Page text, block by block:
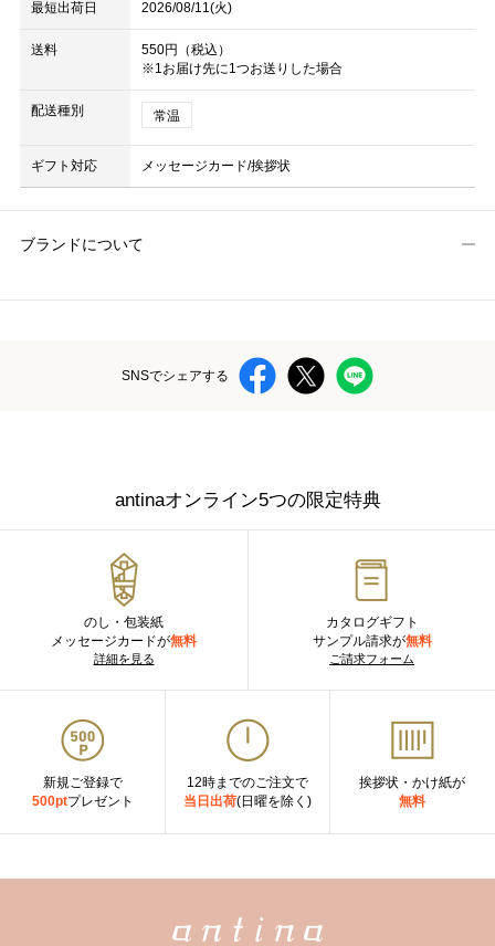
最短出荷日 2026/08/11(火)
送料
550円（税込）
※1お届け先に1つお送りした場合
配送種別 常温
ギフト対応 メッセージカード/挨拶状
ブランドについて
SNSでシェアする
antinaオンライン5つの限定特典
のし・包装紙
メッセージカードが無料
詳細を見る
カタログギフト
サンプル請求が無料
ご請求フォーム
新規ご登録で
500ptプレゼント
12時までのご注文で
当日出荷(日曜を除く)
挨拶状・かけ紙が
無料